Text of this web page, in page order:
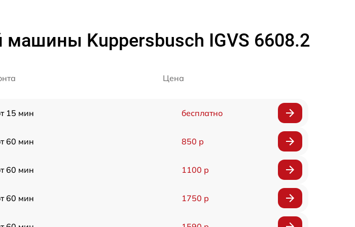
Kuppersbusch IGVS 6608.2
Цена
15 мин бесплатно
60 мин 850 р
60 мин 1100 р
60 мин 1750 р